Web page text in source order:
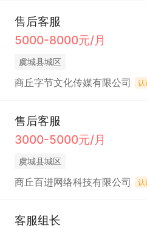
售后客服
5000-8000元/月
虞城县城区
商丘字节文化传媒有限公司 认
售后客服
3000-5000元/月
虞城县城区
商丘百进网络科技有限公司 认
客服组长